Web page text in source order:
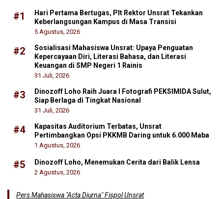
#1
Hari Pertama Bertugas, Plt Rektor Unsrat Tekankan
Keberlangsungan Kampus di Masa Transisi
5 Agustus, 2026
#2
Sosialisasi Mahasiswa Unsrat: Upaya Penguatan
Kepercayaan Diri, Literasi Bahasa, dan Literasi
Keuangan di SMP Negeri 1 Rainis
31 Juli, 2026
#3
Dinozoff Loho Raih Juara I Fotografi PEKSIMIDA Sulut,
Siap Berlaga di Tingkat Nasional
31 Juli, 2026
#4
Kapasitas Auditorium Terbatas, Unsrat
Pertimbangkan Opsi PKKMB Daring untuk 6.000 Maba
1 Agustus, 2026
#5 Dinozoff Loho, Menemukan Cerita dari Balik Lensa
2 Agustus, 2026
Pers Mahasiswa "Acta Diurna" Fispol Unsrat